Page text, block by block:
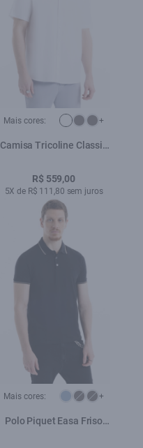
Mais cores: +
Camisa Tricoline Classic
R$ 559,00
5X de R$ 111,80 sem juros
Mais cores: +
Polo Piquet Easa Friso